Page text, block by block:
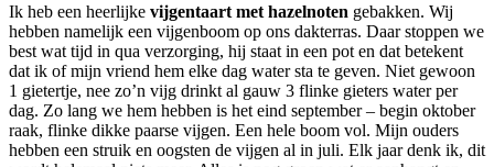
Ik heb een heerlijke vijgentaart met hazelnoten gebakken. Wij
hebben namelijk een vijgenboom op ons dakterras. Daar stoppen we
best wat tijd in qua verzorging, hij staat in een pot en dat betekent
dat ik of mijn vriend hem elke dag water sta te geven. Niet gewoon
1 gietertje, nee zo’n vijg drinkt al gauw 3 flinke gieters water per
dag. Zo lang we hem hebben is het eind september – begin oktober
raak, flinke dikke paarse vijgen. Een hele boom vol. Mijn ouders
hebben een struik en oogsten de vijgen al in juli. Elk jaar denk ik, dit